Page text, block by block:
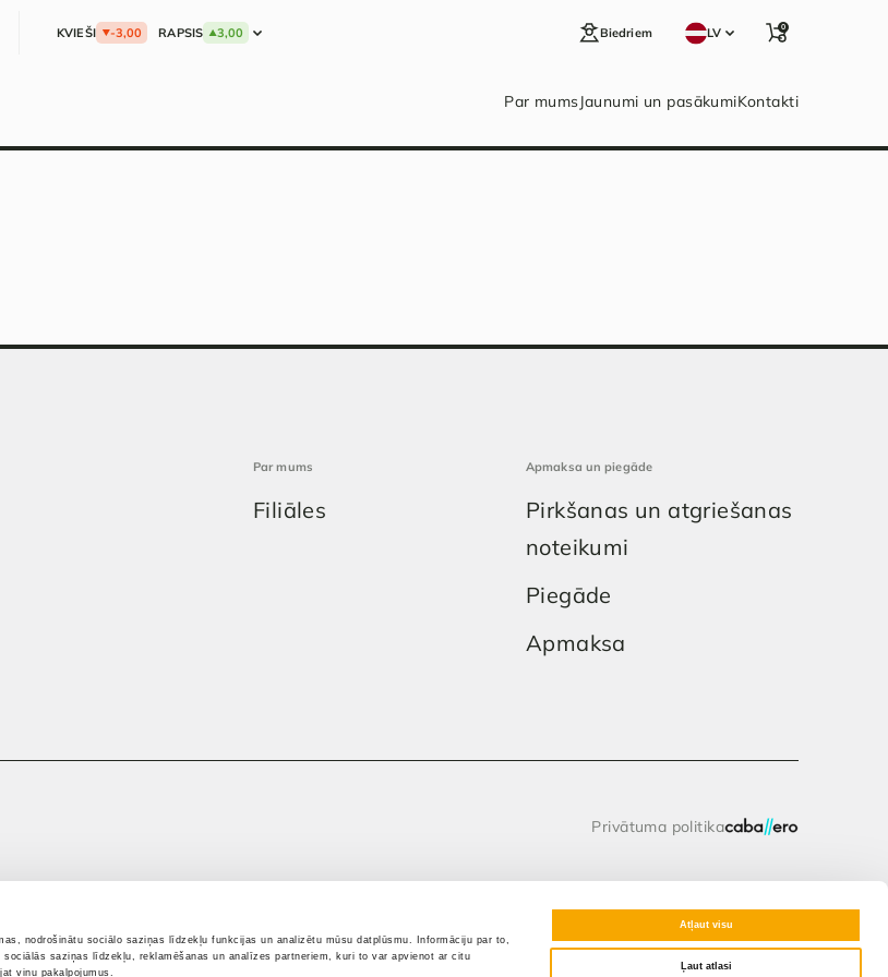
nodrošinātu sociālo saziņas līdzekļu funkcijas un analizētu mūsu datplūsmu. Informāciju par to,
saziņas līdzekļu, reklamēšanas un analīzes partneriem, kuri to var apvienot ar citu
viņu pakalpojumus.
Atļaut visu
Ļaut atlasi
KVIEŠI -3,00 RAPSIS 3,00 Biedriem LV 0
Par mumsJaunumi un pasākumiKontakti
Par mums
Filiāles
Apmaksa un piegāde
Pirkšanas un atgriešanas
noteikumi
Piegāde
Apmaksa
Privātuma politika